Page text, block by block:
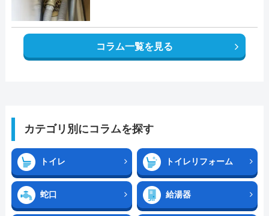
コラム一覧を見る
カテゴリ別にコラムを探す
トイレ トイレリフォーム
蛇口 給湯器